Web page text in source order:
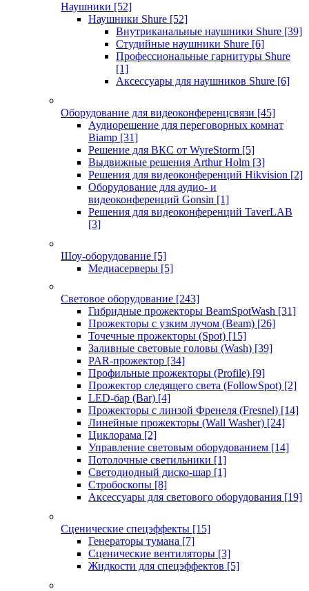
Наушники [52]
Наушники Shure [52]
Внутриканальные наушники Shure [39]
Студийные наушники Shure [6]
Профессиональные гарнитуры Shure
[1]
Аксессуары для наушников Shure [6]
Оборудование для видеоконференцсвязи [45]
Аудиорешение для переговорных комнат
Biamp [31]
Решение для ВКС от WyreStorm [5]
Выдвижные решения Arthur Holm [3]
Решения для видеоконференций Hikvision [2]
Оборудование для аудио- и
видеоконференций Gonsin [1]
Решения для видеоконференций TaverLAB
[3]
Шоу-оборудование [5]
Медиасерверы [5]
Световое оборудование [243]
Гибридные прожекторы BeamSpotWash [31]
Прожекторы с узким лучом (Beam) [26]
Точечные прожекторы (Spot) [15]
Заливные световые головы (Wash) [39]
PAR-прожектор [34]
Профильные прожекторы (Profile) [9]
Прожектор следящего света (FollowSpot) [2]
LED-бар (Bar) [4]
Прожекторы с линзой Френеля (Fresnel) [14]
Линейные прожекторы (Wall Washer) [24]
Циклорама [2]
Управление световым оборудованием [14]
Потолочные светильники [1]
Светодиодный диско-шар [1]
Стробоскопы [8]
Аксессуары для светового оборудования [19]
Сценические спецэффекты [15]
Генераторы тумана [7]
Сценические вентиляторы [3]
Жидкости для спецэффектов [5]